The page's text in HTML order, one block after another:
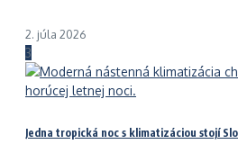
2. júla 2026
3
Jedna tropická noc s klimatizáciou stojí